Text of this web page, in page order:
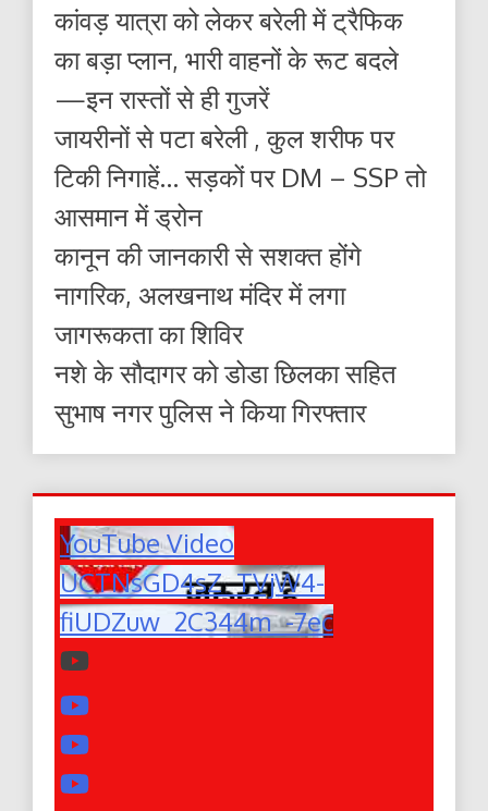
कांवड़ यात्रा को लेकर बरेली में ट्रैफिक
का बड़ा प्लान, भारी वाहनों के रूट बदले
—इन रास्तों से ही गुजरें
जायरीनों से पटा बरेली , कुल शरीफ पर
टिकी निगाहें… सड़कों पर DM – SSP तो
आसमान में ड्रोन
कानून की जानकारी से सशक्त होंगे
नागरिक, अलखनाथ मंदिर में लगा
जागरूकता का शिविर
नशे के सौदागर को डोडा छिलका सहित
सुभाष नगर पुलिस ने किया गिरफ्तार
YouTube Video
UCTNsGD4sZ_TVjW4-
fiUDZuw_2C344m_-7ec